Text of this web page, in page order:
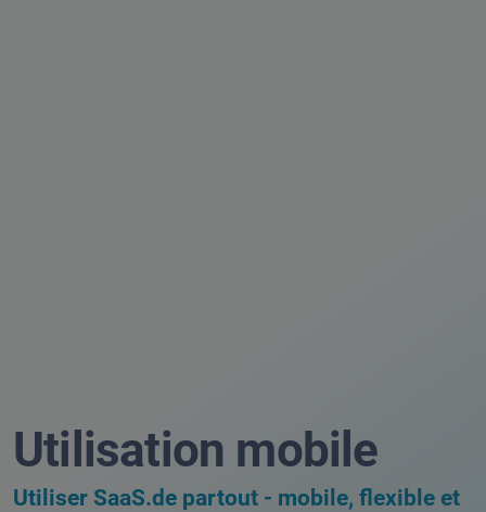
Utilisation mobile
Utiliser SaaS.de partout - mobile, flexible et